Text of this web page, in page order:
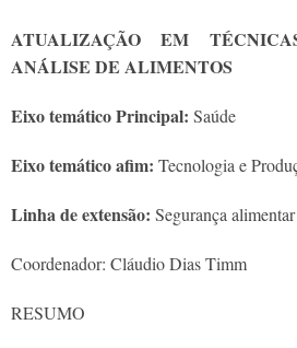
ATUALIZAÇÃO EM
ANÁLISE DE ALIMENTOS
Eixo temático Principal: Saúde
Eixo temático afim: Tecnologia e
Linha de extensão: Segurança
Coordenador: Cláudio Dias Timm
RESUMO